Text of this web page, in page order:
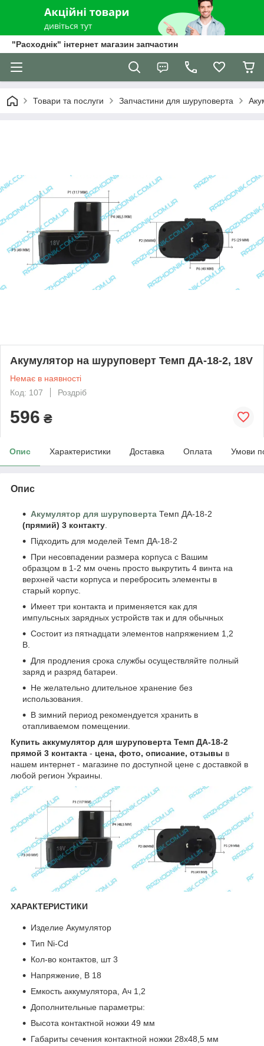
"Расходнік" інтернет магазин запчастин
Товари та послуги Запчастини для шуруповерта
Акумулятор на шуруповерт Темп ДА-18-2, 18V
Немає в наявності
Код: 107
Роздріб
596 ₴
Опис Характеристики Доставка Оплата Умови
Опис
Акумулятор для шуруповерта Темп ДА-18-2
(прямий) 3 контакту
Підходить для моделей Темп ДА-18-2
При несовпадении размера корпуса с Вашим
образцом в 1-2 мм очень просто выкрутить 4 винта на
верхней части корпуса и перебросить элементы в
старый корпус.
Имеет три контакта и применяется как для
импульсных зарядных устройств так и для обычных
Состоит из пятнадцати элементов напряжением 1,2
В.
Для продления срока службы осуществляйте полный
заряд и разряд батареи.
Не желательно длительное хранение без
использования.
В зимний период рекомендуется хранить в
отапливаемом помещении.
Купить аккумулятор для шуруповерта Темп ДА-18-2
прямой 3 контакта - цена, фото, описание, отзывы в
нашем интернет - магазине по доступной цене с доставкой в
любой регион Украины.
ХАРАКТЕРИСТИКИ
Изделие Акумулятор
Тип Ni-Cd
Кол-во контактов, шт 3
Напряжение, В 18
Емкость аккумулятора, Ач 1,2
Дополнительные параметры:
Высота контактной ножки 49 мм
Габариты сечения контактной ножки 28х48,5 мм